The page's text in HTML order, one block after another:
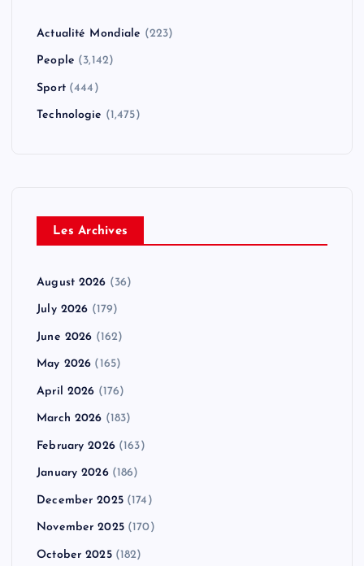
Actualité Mondiale (223)
People (3,142)
Sport(444)
Technologie (1,475)
Les Archives
August 2026 (36)
July 2026 (179)
June 2026 (162)
May 2026 (165)
April 2026 (176)
March 2026 (183)
February 2026(163)
January 2026(186)
December 2025(174)
November 2025(170)
October 2025(182)